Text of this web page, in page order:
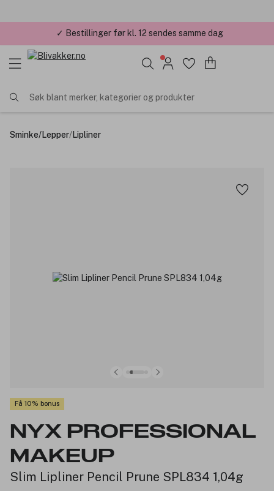
✓ Årets Nettbutikk 2026 og 2025
Søk blant merker, kategorier og produkter
Sminke/Lepper/Lipliner
Få 10% bonus
NYX PROFESSIONAL
MAKEUP
Slim Lipliner Pencil Prune SPL834 1,04g